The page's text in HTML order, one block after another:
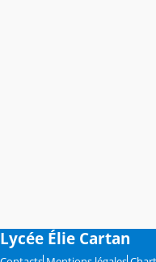
Lycée Élie Cartan